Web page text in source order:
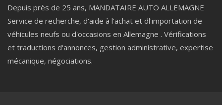
Depuis près de 25 ans, MANDATAIRE AUTO ALLEMAGNE
Service de recherche, d'aide à l'achat et dl'importation de
véhicules neufs ou d'occasions en Allemagne . Vérifications
et traductions d'annonces, gestion administrative, expertise
mécanique, négociations.